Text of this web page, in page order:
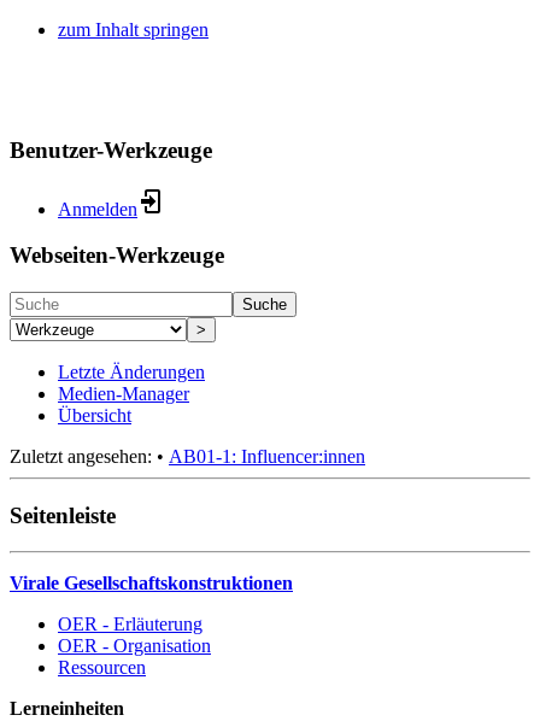
zum Inhalt springen
Benutzer-Werkzeuge
Anmelden
Webseiten-Werkzeuge
Suche
>
Letzte Änderungen
Medien-Manager
Übersicht
Zuletzt angesehen: • AB01-1: Influencer:innen
Seitenleiste
Virale Gesellschaftskonstruktionen
OER - Erläuterung
OER - Organisation
Ressourcen
Lerneinheiten